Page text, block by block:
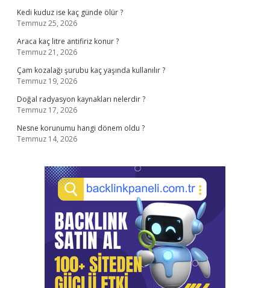
Kedi kuduz ise kaç günde ölür ?
Temmuz 25, 2026
Araca kaç litre antifiriz konur ?
Temmuz 21, 2026
Çam kozalağı şurubu kaç yaşında kullanılır ?
Temmuz 19, 2026
Doğal radyasyon kaynakları nelerdir ?
Temmuz 17, 2026
Nesne korunumu hangi dönem oldu ?
Temmuz 14, 2026